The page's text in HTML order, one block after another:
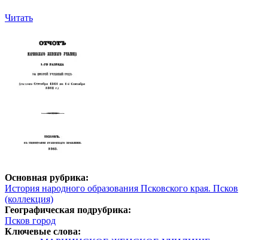
Читать
Основная рубрика:
История народного образования Псковского края. Псков
(коллекция)
Географическая подрубрика:
Псков город
Ключевые слова: